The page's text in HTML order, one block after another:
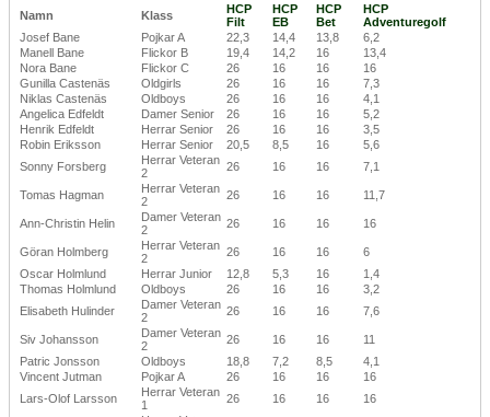
Namn Klass
HCP
Filt
HCP
EB
HCP
Bet
HCP
Adventuregolf
Josef Bane
Pojkar A 22,3 14,4 13,8
6,2
Manell Bane
Flickor B 19,4 14,2 16
13,4
Nora Bane
Flickor C 26 16 16
16
Gunilla Castenäs
Oldgirls 26 16 16
7,3
Niklas Castenäs
Oldboys 26 16 16
4,1
Angelica Edfeldt
Damer Senior 26 16 16
5,2
Henrik Edfeldt
Herrar Senior 26 16 16
3,5
Robin Eriksson
Herrar Senior 20,5 8,5 16
5,6
Sonny Forsberg
Herrar Veteran
2
26 16 16 7,1
Tomas Hagman
Herrar Veteran
2
26 16 16 11,7
Ann-Christin Helin
Damer Veteran
2
26 16 16 16
Göran Holmberg
Herrar Veteran
2
26 16 16
6
Oscar Holmlund
Herrar Junior 12,8 5,3 16
1,4
Thomas Holmlund
Oldboys 26 16 16
3,2
Elisabeth Hulinder
Damer Veteran
2
26 16 16 7,6
Siv Johansson
Damer Veteran
2
26 16 16
11
Patric Jonsson
Oldboys 18,8 7,2 8,5
4,1
Vincent Jutman
Pojkar A 26 16 16
16
Lars-Olof Larsson
Herrar Veteran
1
26 16 16 16